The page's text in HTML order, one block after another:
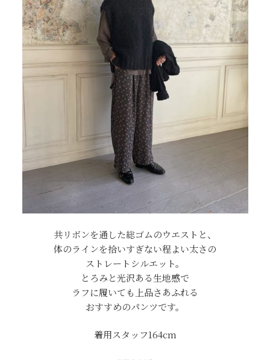
共リボンを通した総ゴムのウエストと、
体のラインを拾いすぎない程よい太さの
ストレートシルエット。
とろみと光沢ある生地感で
ラフに履いても上品さあふれる
おすすめのパンツです。
着用スタッフ164cm